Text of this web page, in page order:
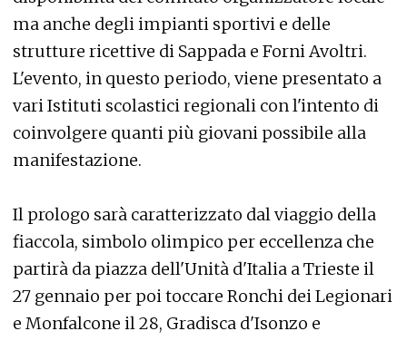
ma anche degli impianti sportivi e delle
strutture ricettive di Sappada e Forni Avoltri.
L'evento, in questo periodo, viene presentato a
vari Istituti scolastici regionali con l'intento di
coinvolgere quanti più giovani possibile alla
manifestazione.
Il prologo sarà caratterizzato dal viaggio della
fiaccola, simbolo olimpico per eccellenza che
partirà da piazza dell'Unità d'Italia a Trieste il
27 gennaio per poi toccare Ronchi dei Legionari
e Monfalcone il 28, Gradisca d'Isonzo e